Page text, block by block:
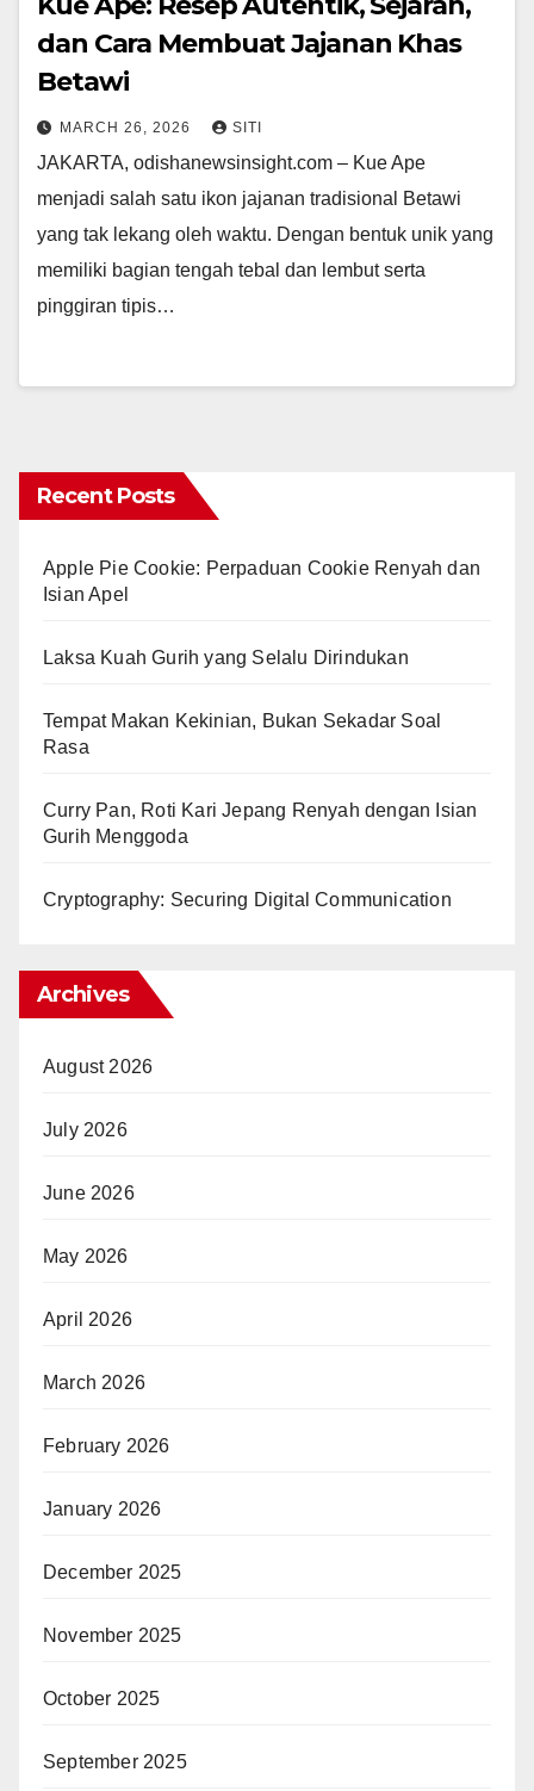
dan Cara Membuat Jajanan Khas
Betawi
MARCH 26, 2026 SITI
JAKARTA, odishanewsinsight.com – Kue Ape
menjadi salah satu ikon jajanan tradisional Betawi
yang tak lekang oleh waktu. Dengan bentuk unik yang
memiliki bagian tengah tebal dan lembut serta
pinggiran tipis…
Recent Posts
Apple Pie Cookie: Perpaduan Cookie Renyah dan
Isian Apel
Laksa Kuah Gurih yang Selalu Dirindukan
Tempat Makan Kekinian, Bukan Sekadar Soal
Rasa
Curry Pan, Roti Kari Jepang Renyah dengan Isian
Gurih Menggoda
Cryptography: Securing Digital Communication
Archives
August 2026
July 2026
June 2026
May 2026
April 2026
March 2026
February 2026
January 2026
December 2025
November 2025
October 2025
September 2025